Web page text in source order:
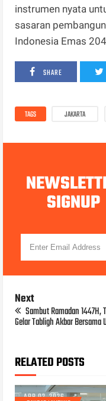
instrumen nyata
sasaran
Indonesia Emas
SHARE
TAGS JAKARTA
SIGNUP
Next
Sambut Ramadan 1447H,
Gelar Tabligh Akbar Bersama
RELATED POSTS
APR 02, 2026